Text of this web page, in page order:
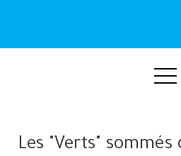
Les "Verts"